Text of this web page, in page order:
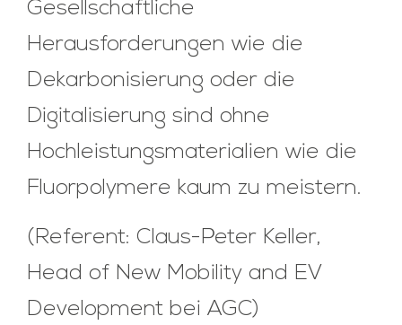
Gesellschaftliche
Herausforderungen wie die
Dekarbonisierung oder die
Digitalisierung sind ohne
Hochleistungsmaterialien wie die
Fluorpolymere kaum zu meistern.
(Referent: Claus-Peter Keller,
Head of New Mobility and EV
Development bei AGC)